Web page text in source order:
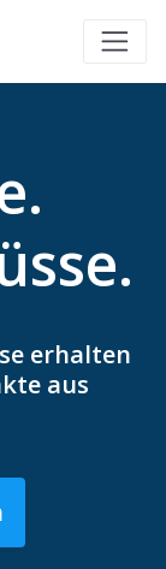
erhalten
aus